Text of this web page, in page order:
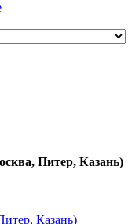
Питер, Казань)